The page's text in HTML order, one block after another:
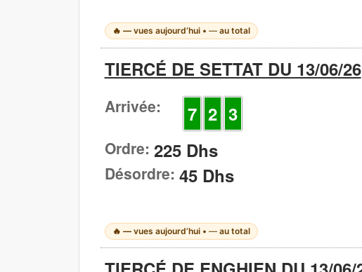
🔥 —vues aujourd’hui • —au total
TIERCÉ DE SETTAT DU 13/06/26
Arrivée: 7 2 3
Ordre: 225 Dhs
Désordre: 45 Dhs
🔥 —vues aujourd’hui • —au total